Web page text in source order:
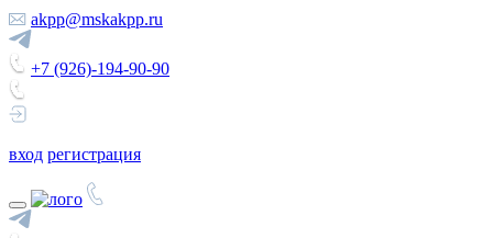
akpp@mskakpp.ru
+7 (926)-194-90-90
вход регистрация